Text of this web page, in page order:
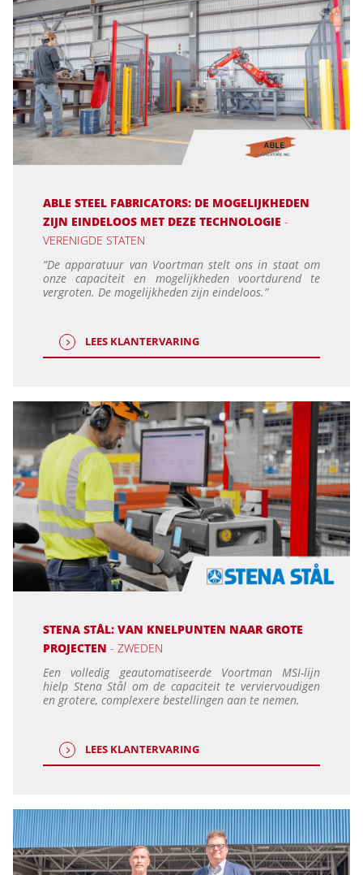
ABLE STEEL FABRICATORS: DE MOGELIJKHEDEN
ZIJN EINDELOOS MET DEZE TECHNOLOGIE-
VERENIGDE STATEN
“De apparatuur van Voortman stelt ons in staat om
onze capaciteit en mogelijkheden voortdurend te
vergroten. De mogelijkheden zijn eindeloos.”
LEES KLANTERVARING
STENA STÅL: VAN KNELPUNTEN NAAR GROTE
PROJECTEN- ZWEDEN
Een volledig geautomatiseerde Voortman MSI-lijn
hielp Stena Stål om de capaciteit te verviervoudigen
en grotere, complexere bestellingen aan te nemen.
LEES KLANTERVARING